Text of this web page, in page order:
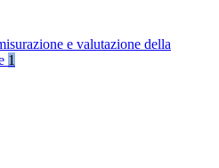
e valutazione della
1